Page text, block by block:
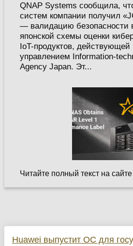
QNAP Systems сообщила,
систем компании получил
— валидацию безопасности
японской схемы оценки
IoT-продуктов, действующей
управлением Information-
Agency Japan. Эт...
Читайте полный текст на сайте
Huawei выпустит ОС для